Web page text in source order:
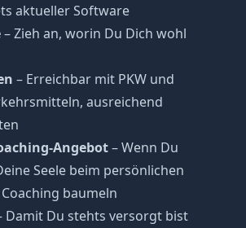
aktueller Software
– Zieh an, worin Du Dich wohl
– Erreichbar mit PKW und
ausreichend
Angebot– Wenn Du
Seele beim persönlichen
baumeln
Damit Du stehts versorgt bist